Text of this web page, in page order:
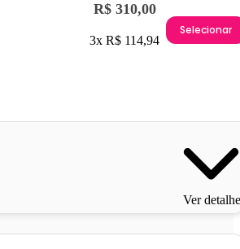
R$ 310,00
3x R$ 114,94
Selecionar
Ver